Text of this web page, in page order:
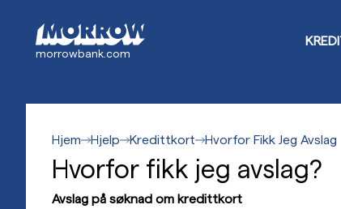
hovedinnhold
morrowbank.com
Hjem Hjelp Kredittkort Hvorfor Fikk Jeg Avslag
Hvorfor fikk jeg avslag?
Avslag på søknad om kredittkort